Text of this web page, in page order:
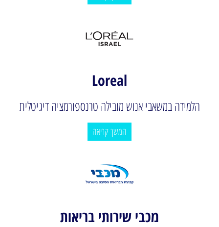
Loreal
הלמידה במשאבי אנוש מובילה טרנספורמציה דיגיטלית
המשך קריאה
מכבי שירותי בריאות